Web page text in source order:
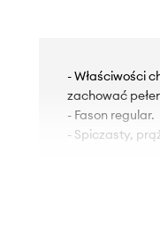
- Właściwości
zachować
- Fason regular.
- Spiczasty,